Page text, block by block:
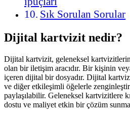
Sık Sorulan Sorular
Dijital kartvizit nedir?
Dijital kartvizit, geleneksel kartvizitlerin
olan bir iletişim aracıdır. Bir kişinin
içeren dijital bir dosyadır. Dijital
ve diğer etkileşimli öğelerle
paylaşılabilir. Geleneksel kartvizitlere
dostu ve maliyet etkin bir çözüm